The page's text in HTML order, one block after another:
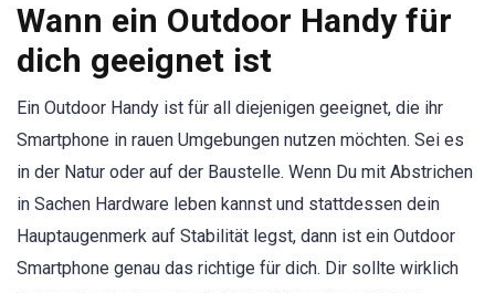
Wann ein Outdoor Handy für
dich geeignet ist
Ein Outdoor Handy ist für all diejenigen geeignet, die ihr
Smartphone in rauen Umgebungen nutzen möchten. Sei es
in der Natur oder auf der Baustelle. Wenn Du mit Abstrichen
in Sachen Hardware leben kannst und stattdessen dein
Hauptaugenmerk auf Stabilität legst, dann ist ein Outdoor
Smartphone genau das richtige für dich. Dir sollte wirklich